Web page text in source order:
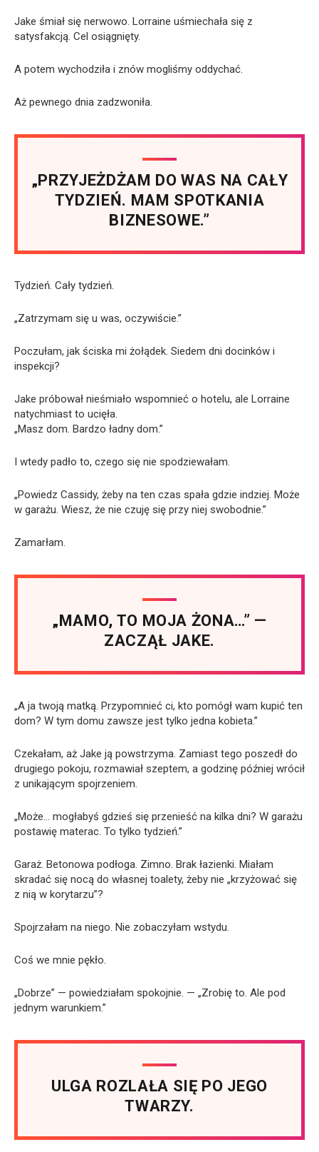
Jake śmiał się nerwowo. Lorraine uśmiechała się z
satysfakcją. Cel osiągnięty.
A potem wychodziła i znów mogliśmy oddychać.
Aż pewnego dnia zadzwoniła.
„PRZYJEŻDŻAM DO WAS NA CAŁY
TYDZIEŃ. MAM SPOTKANIA
BIZNESOWE.”
Tydzień. Cały tydzień.
„Zatrzymam się u was, oczywiście.”
Poczułam, jak ściska mi żołądek. Siedem dni docinków i
inspekcji?
Jake próbował nieśmiało wspomnieć o hotelu, ale Lorraine
natychmiast to ucięła.
„Masz dom. Bardzo ładny dom.”
I wtedy padło to, czego się nie spodziewałam.
„Powiedz Cassidy, żeby na ten czas spała gdzie indziej. Może
w garażu. Wiesz, że nie czuję się przy niej swobodnie.”
Zamarłam.
„MAMO, TO MOJA ŻONA…” —
ZACZĄŁ JAKE.
„A ja twoją matką. Przypomnieć ci, kto pomógł wam kupić ten
dom? W tym domu zawsze jest tylko jedna kobieta.”
Czekałam, aż Jake ją powstrzyma. Zamiast tego poszedł do
drugiego pokoju, rozmawiał szeptem, a godzinę później wrócił
z unikającym spojrzeniem.
„Może… mogłabyś gdzieś się przenieść na kilka dni? W garażu
postawię materac. To tylko tydzień.”
Garaż. Betonowa podłoga. Zimno. Brak łazienki. Miałam
skradać się nocą do własnej toalety, żeby nie „krzyżować się
z nią w korytarzu”?
Spojrzałam na niego. Nie zobaczyłam wstydu.
Coś we mnie pękło.
„Dobrze” — powiedziałam spokojnie. — „Zrobię to. Ale pod
jednym warunkiem.”
ULGA ROZLAŁA SIĘ PO JEGO
TWARZY.